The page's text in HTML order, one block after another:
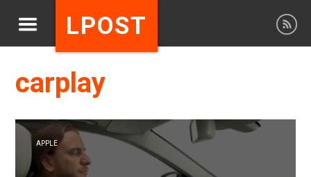
LPOST
carplay
APPLE